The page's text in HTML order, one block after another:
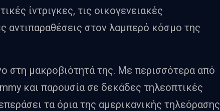
ίντριγκες, τις οικογενειακές
αντιπαραθέσεις στον λαμπερό κόσμο της
στη μακροβιότητά της. Με περισσότερα από
και παρουσία σε δεκάδες τηλεοπτικές
τα όρια της αμερικανικής τηλεόρασης